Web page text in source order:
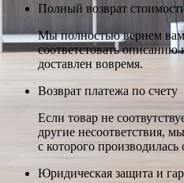
Полный возврат
Мы полностью вернем вам
соответстовать описанию
доставлен вовремя.
Возврат платежа по счету
Если товар не
другие несоответствия,
с которого производилась
Юридическая защита и